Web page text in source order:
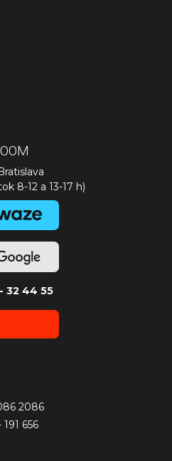
8-12 a 13-17 h)
32 44 55
2086
656